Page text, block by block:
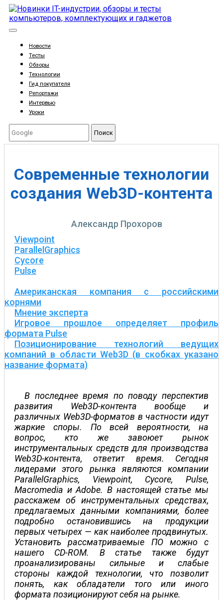
Новости
Тесты
Обзоры
Технологии
Гид покупателя
Репортажи
Интервью
Уроки
Поиск
Современные технологии
создания Web3D-контента
Александр Прохоров
Viewpoint
ParallelGraphics
Cycore
Pulse
Американская компания с российскими
корнями
Мнение эксперта
Игровое прошлое определяет профиль
формата Pulse
Позиционирование технологий ведущих
компаний в области Web3D (в скобках указано
название формата)
В последнее время по поводу перспектив
развития Web3D-контента вообще и
различных Web3D-форматов в частности идут
жаркие споры. По всей вероятности, на
вопрос, кто же завоюет рынок
инструментальных средств для производства
Web3D-контента, ответит время. Сегодня
лидерами этого рынка являются компании
ParallelGraphics, Viewpoint, Cycore, Pulse,
Macromedia и Adobe. В настоящей статье мы
расскажем об инструментальных средствах,
предлагаемых данными компаниями, более
подробно остановившись на продукции
первых четырех — как наиболее продвинутых.
Установить рассматриваемые ПО можно с
нашего CD-ROM. В статье также будут
проанализированы сильные и слабые
стороны каждой технологии, что позволит
понять, как обладатели того или иного
формата позиционируют себя на рынке.